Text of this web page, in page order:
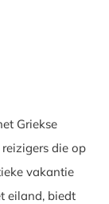
Griekse
die op
vakantie
eiland, biedt